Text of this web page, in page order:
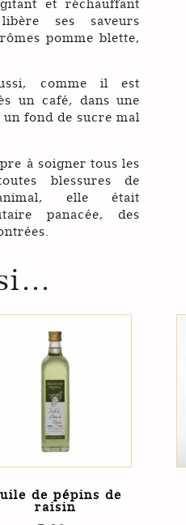
et réchauffant
ses saveurs
pomme blette,
comme il est
un café, dans une
fond de sucre mal
à soigner tous les
blessures de
elle était
panacée, des
de pépins de
raisin